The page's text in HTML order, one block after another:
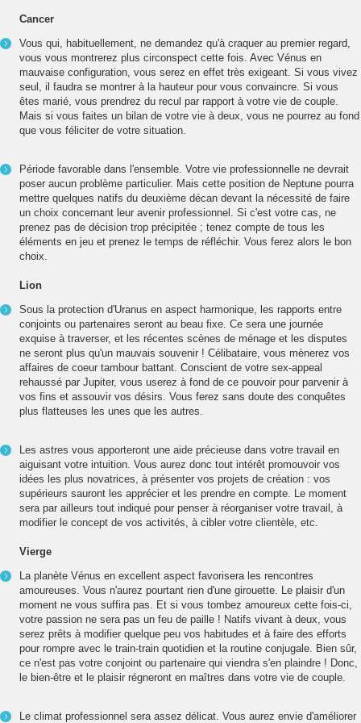
Cancer
Vous qui, habituellement, ne demandez qu'à craquer au premier regard,
vous vous montrerez plus circonspect cette fois. Avec Vénus en
mauvaise configuration, vous serez en effet très exigeant. Si vous vivez
seul, il faudra se montrer à la hauteur pour vous convaincre. Si vous
êtes marié, vous prendrez du recul par rapport à votre vie de couple.
Mais si vous faites un bilan de votre vie à deux, vous ne pourrez au fond
que vous féliciter de votre situation.
Période favorable dans l'ensemble. Votre vie professionnelle ne devrait
poser aucun problème particulier. Mais cette position de Neptune pourra
mettre quelques natifs du deuxième décan devant la nécessité de faire
un choix concernant leur avenir professionnel. Si c'est votre cas, ne
prenez pas de décision trop précipitée ; tenez compte de tous les
éléments en jeu et prenez le temps de réfléchir. Vous ferez alors le bon
choix.
Lion
Sous la protection d'Uranus en aspect harmonique, les rapports entre
conjoints ou partenaires seront au beau fixe. Ce sera une journée
exquise à traverser, et les récentes scènes de ménage et les disputes
ne seront plus qu'un mauvais souvenir ! Célibataire, vous mènerez vos
affaires de coeur tambour battant. Conscient de votre sex-appeal
rehaussé par Jupiter, vous userez à fond de ce pouvoir pour parvenir à
vos fins et assouvir vos désirs. Vous ferez sans doute des conquêtes
plus flatteuses les unes que les autres.
Les astres vous apporteront une aide précieuse dans votre travail en
aiguisant votre intuition. Vous aurez donc tout intérêt promouvoir vos
idées les plus novatrices, à présenter vos projets de création : vos
supérieurs sauront les apprécier et les prendre en compte. Le moment
sera par ailleurs tout indiqué pour penser à réorganiser votre travail, à
modifier le concept de vos activités, à cibler votre clientèle, etc.
Vierge
La planète Vénus en excellent aspect favorisera les rencontres
amoureuses. Vous n'aurez pourtant rien d'une girouette. Le plaisir d'un
moment ne vous suffira pas. Et si vous tombez amoureux cette fois-ci,
votre passion ne sera pas un feu de paille ! Natifs vivant à deux, vous
serez prêts à modifier quelque peu vos habitudes et à faire des efforts
pour rompre avec le train-train quotidien et la routine conjugale. Bien sûr,
ce n'est pas votre conjoint ou partenaire qui viendra s'en plaindre ! Donc,
le bien-être et le plaisir régneront en maîtres dans votre vie de couple.
Le climat professionnel sera assez délicat. Vous aurez envie d'améliorer